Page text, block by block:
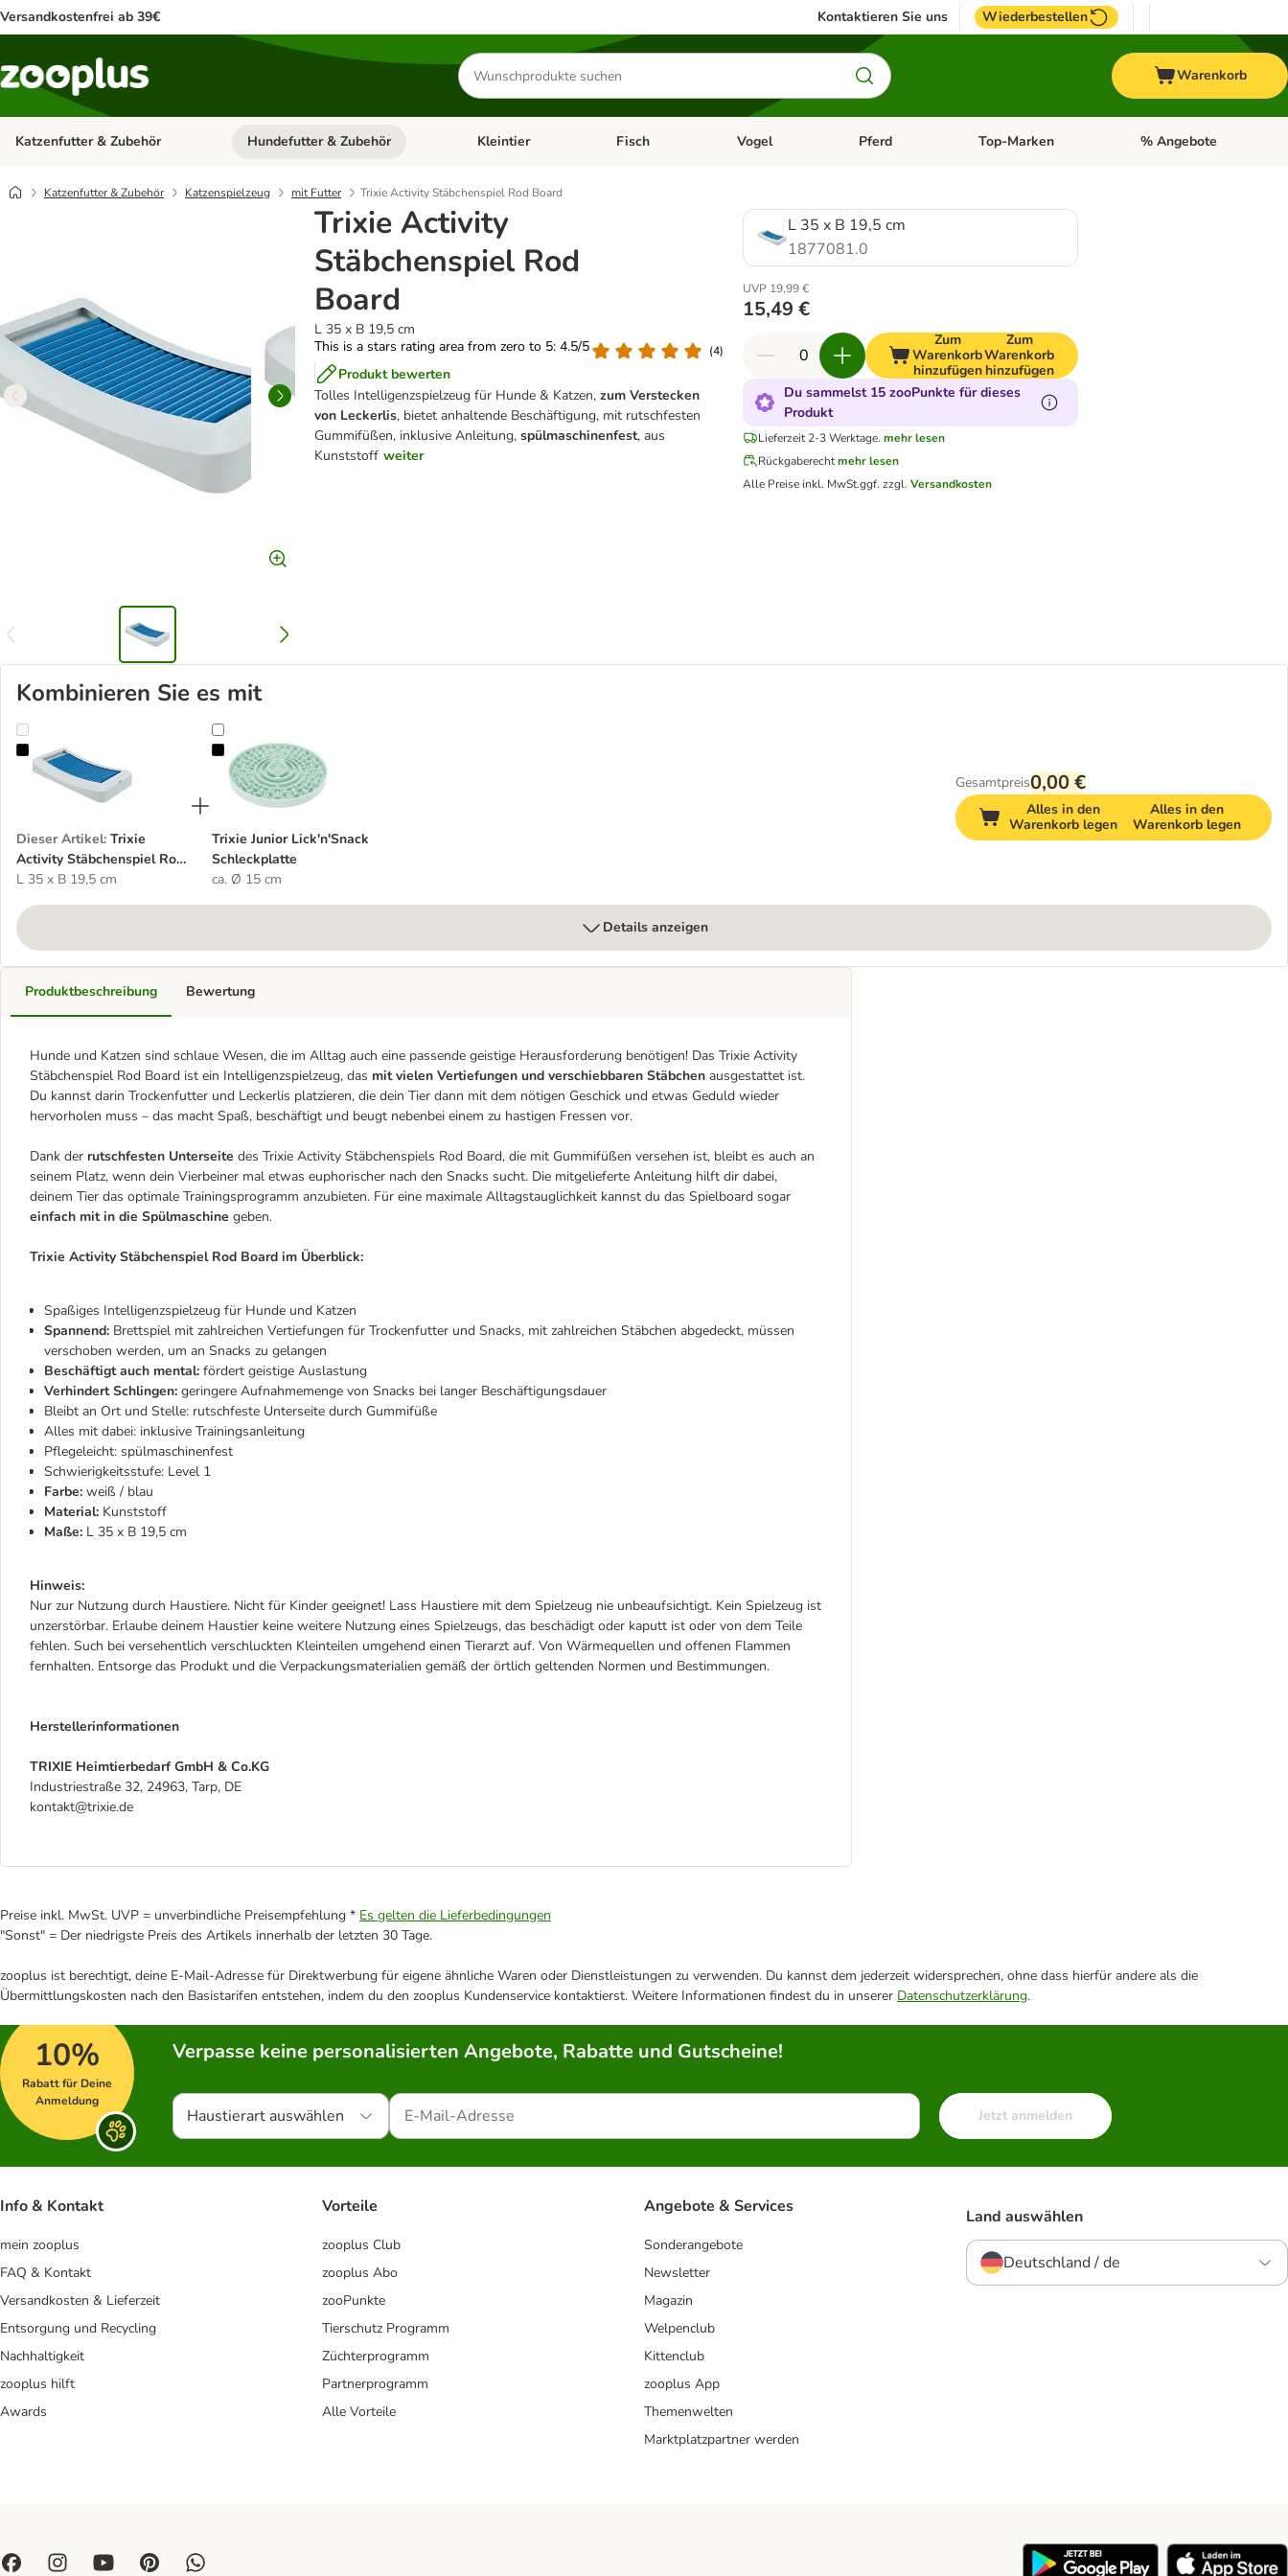
Versandkostenfrei ab 39€ Kontaktieren Sie uns Wiederbestellen
Produkte
suchen
Warenkorb
Katzenfutter & Zubehör Kategorie-Menü öffnen: Katzenfutter & Zubehör
Hundefutter & Zubehör Kategorie-Menü öffnen: Hundefutter & Zubehör
Kleintier Kategorie-Menü öffnen: Kleintier
Fisch Kategorie-Menü öffnen: Fisch
Vogel Kategorie-Menü öffnen: Vogel
Pferd Kategorie-Menü öffnen: Pferd
Top-Marken Kategorie-Menü öffnen:
% Angebote
Katzenfutter & Zubehör Katzenspielzeug mit Futter Trixie Activity Stäbchenspiel Rod Board
Trixie Activity
Stäbchenspiel Rod
Board
L 35 x B 19,5 cm
This is a stars rating area from zero to 5: 4.5/5
(4)
Produkt bewerten
Tolles Intelligenzspielzeug für Hunde & Katzen,zum Verstecken
von Leckerlis, bietet anhaltende Beschäftigung, mit rutschfesten
Gummifüßen, inklusive Anleitung,spülmaschinenfest, aus
Kunststoff weiter
L 35 x B 19,5 cm
1877081.0
UVP 19,99 €
15,49 €
Zum
Warenkorb
hinzufügen
Zum
Warenkorb
hinzufügen
Du sammelst 15 zooPunkte für dieses
Produkt
Lieferzeit 2-3 Werktage. mehr lesen
Rückgaberechtmehr lesen
Alle Preise inkl. MwSt.ggf. zzgl.Versandkosten
Kombinieren Sie es mit
Trixie Activity Stäbchenspiel Rod Board
Dieser Artikel: Trixie
Activity Stäbchenspiel Rod
Board
L 35 x B 19,5 cm
Trixie Junior Lick'n'Snack Schleckplatte
Trixie Junior Lick'n'Snack
Schleckplatte
ca. Ø 15 cm
Gesamtpreis0,00 €
Alles in den
Warenkorb legen
Alles in den
Warenkorb legen
Details anzeigen
Produktbeschreibung
Hunde und Katzen sind schlaue Wesen, die im Alltag auch eine passende geistige Herausforderung benötigen! Das Trixie Activity
Stäbchenspiel Rod Board ist ein Intelligenzspielzeug, das mit vielen Vertiefungen und verschiebbaren Stäbchen ausgestattet ist.
Du kannst darin Trockenfutter und Leckerlis platzieren, die dein Tier dann mit dem nötigen Geschick und etwas Geduld wieder
hervorholen muss – das macht Spaß, beschäftigt und beugt nebenbei einem zu hastigen Fressen vor.
Dank der rutschfesten Unterseite des Trixie Activity Stäbchenspiels Rod Board, die mit Gummifüßen versehen ist, bleibt es auch an
seinem Platz, wenn dein Vierbeiner mal etwas euphorischer nach den Snacks sucht. Die mitgelieferte Anleitung hilft dir dabei,
deinem Tier das optimale Trainingsprogramm anzubieten. Für eine maximale Alltagstauglichkeit kannst du das Spielboard sogar
einfach mit in die Spülmaschine geben.
Trixie Activity Stäbchenspiel Rod Board im Überblick:
Spaßiges Intelligenzspielzeug für Hunde und Katzen
Spannend: Brettspiel mit zahlreichen Vertiefungen für Trockenfutter und Snacks, mit zahlreichen Stäbchen abgedeckt, müssen
verschoben werden, um an Snacks zu gelangen
Beschäftigt auch mental: fördert geistige Auslastung
Verhindert Schlingen: geringere Aufnahmemenge von Snacks bei langer Beschäftigungsdauer
Bleibt an Ort und Stelle: rutschfeste Unterseite durch Gummifüße
Alles mit dabei: inklusive Trainingsanleitung
Pflegeleicht: spülmaschinenfest
Schwierigkeitsstufe: Level 1
Farbe: weiß / blau
Material: Kunststoff
Maße: L 35 x B 19,5 cm
Hinweis:
Nur zur Nutzung durch Haustiere. Nicht für Kinder geeignet! Lass Haustiere mit dem Spielzeug nie unbeaufsichtigt. Kein Spielzeug ist
unzerstörbar. Erlaube deinem Haustier keine weitere Nutzung eines Spielzeugs, das beschädigt oder kaputt ist oder von dem Teile
fehlen. Such bei versehentlich verschluckten Kleinteilen umgehend einen Tierarzt auf. Von Wärmequellen und offenen Flammen
fernhalten. Entsorge das Produkt und die Verpackungsmaterialien gemäß der örtlich geltenden Normen und Bestimmungen.
Herstellerinformationen
TRIXIE Heimtierbedarf GmbH & Co.KG
Industriestraße 32, 24963, Tarp, DE
kontakt@trixie.de
Bewertung
Preise inkl. MwSt. UVP = unverbindliche Preisempfehlung * Es gelten die Lieferbedingungen
"Sonst" = Der niedrigste Preis des Artikels innerhalb der letzten 30 Tage.
zooplus ist berechtigt, deine E-Mail-Adresse für Direktwerbung für eigene ähnliche Waren oder Dienstleistungen zu verwenden. Du kannst dem jederzeit widersprechen, ohne dass hierfür andere als die
Übermittlungskosten nach den Basistarifen entstehen, indem du den zooplus Kundenservice kontaktierst. Weitere Informationen findest du in unserer Datenschutzerklärung.
10%
Rabatt für Deine
Anmeldung
Verpasse keine personalisierten Angebote, Rabatte und Gutscheine!
Haustierart auswählen Jetzt anmelden
Info & Kontakt
mein zooplus
FAQ & Kontakt
Versandkosten & Lieferzeit
Entsorgung und Recycling
Nachhaltigkeit
zooplus hilft
Awards
Vorteile
zooplus Club
zooplus Abo
zooPunkte
Tierschutz Programm
Züchterprogramm
Partnerprogramm
Alle Vorteile
Angebote & Services
Sonderangebote
Newsletter
Magazin
Welpenclub
Kittenclub
zooplus App
Themenwelten
Marktplatzpartner werden
Land auswählen
Deutschland / de